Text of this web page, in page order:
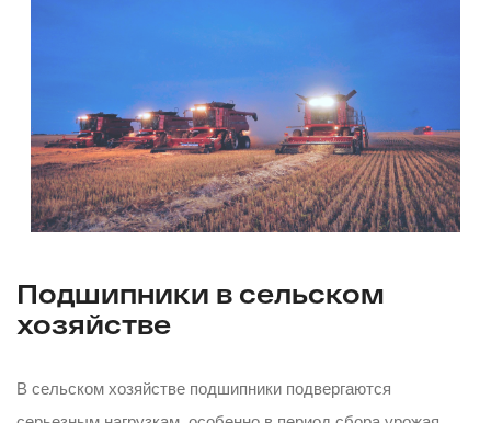
Подшипники в сельском
хозяйстве
В сельском хозяйстве подшипники подвергаются